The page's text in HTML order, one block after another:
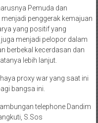
Pemuda dan
penggerak kemajuan
yang positif yang
menjadi pelopor dalam
berbekal kecerdasan dan
lebih lanjut.
proxy war yang saat ini
bangsa ini.
telephone Dandim
S.Sos